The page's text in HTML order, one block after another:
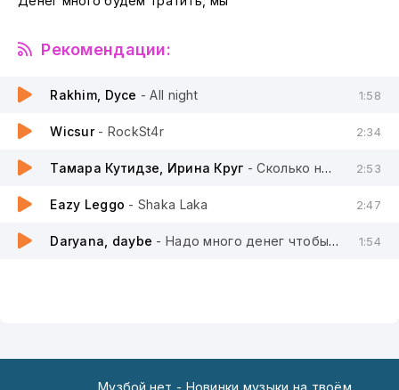
Рекомендации:
Rakhim, Dyce - All night 1:58
Wicsur - RockSt4r 2:34
Тамара Кутидзе, Ирина Круг - Сколько нас таких красивых 2:53
Eazy Leggo - Shaka Laka 2:47
Daryana, daybe - Надо много денег чтобы их потратить 1:54